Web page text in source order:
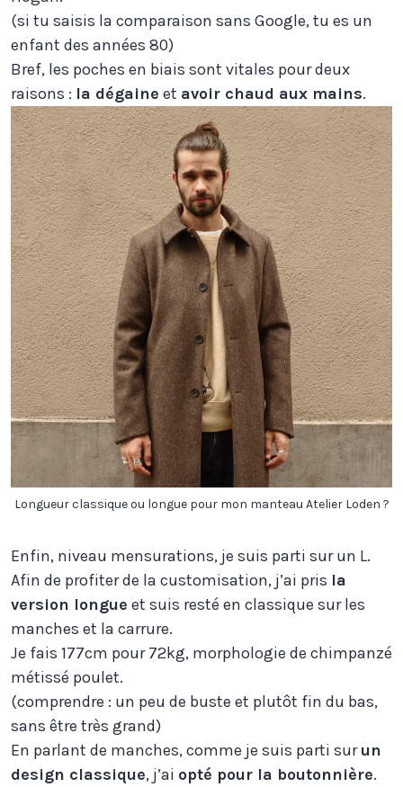
(si tu saisis la comparaison sans Google, tu es un
enfant des années 80)
Bref, les poches en biais sont vitales pour deux
raisons : la dégaine et avoir chaud aux mains.
Longueur classique ou longue pour mon manteau Atelier Loden ?
Enfin, niveau mensurations, je suis parti sur un L.
Afin de profiter de la customisation, j’ai pris la
version longue et suis resté en classique sur les
manches et la carrure.
Je fais 177cm pour 72kg, morphologie de chimpanzé
métissé poulet.
(comprendre : un peu de buste et plutôt fin du bas,
sans être très grand)
En parlant de manches, comme je suis parti surun
design classique, j’ai opté pour la boutonnière.